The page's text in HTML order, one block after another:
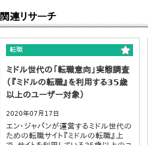
関連リサーチ
転職
ミドル世代の「転職意向」実態調査
（『ミドルの転職』を利用する35歳
以上のユーザー対象）
2020年07月17日
エン・ジャパンが運営するミドル世代の
ための転職サイト『ミドルの転職』上